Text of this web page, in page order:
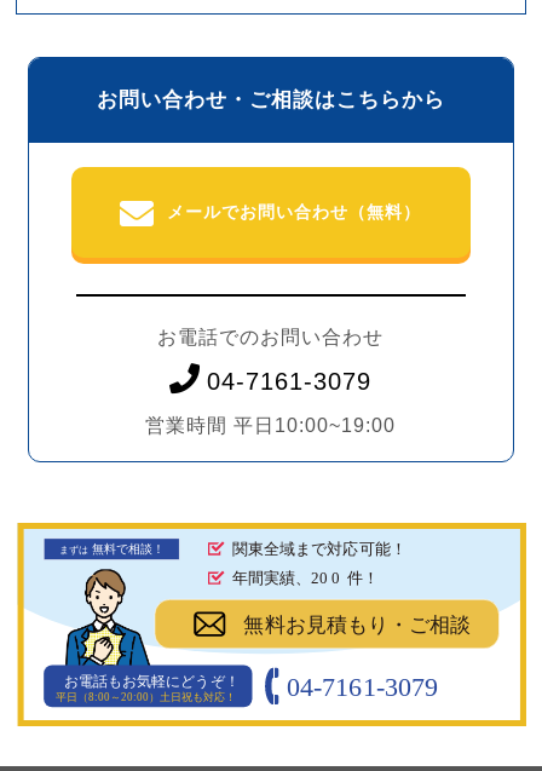
お問い合わせ・ご相談はこちらから
メールでお問い合わせ（無料）
お電話でのお問い合わせ
04-7161-3079
営業時間 平日10:00~19:00
無料お見積もり・ご相談
まずは 無料で相談！
関東全域まで対応可能！
年間実績、20 0 件！
04-7161-3079
お電話もお気軽にどうぞ！
平日（8:00～20:00）土日祝も対応！